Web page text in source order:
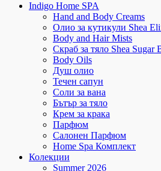
Indigo Home SPA
Hand and Body Creams
Олио за кутикули Shea
Body and Hair Mists
Скраб за тяло Shea Sugar
Body Oils
Душ олио
Течен сапун
Соли за вана
Бътър за тяло
Крем за крака
Парфюм
Салонен Парфюм
Home Spa Комплект
Колекции
Summer 2026